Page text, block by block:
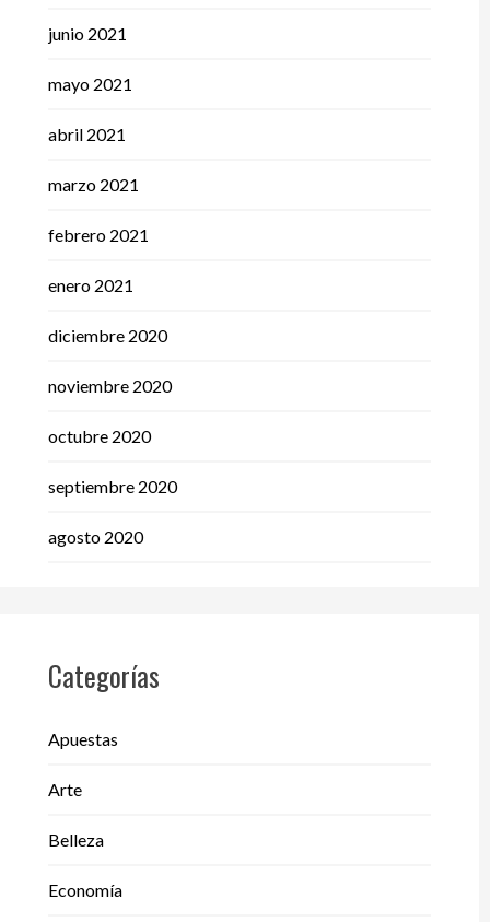
junio 2021
mayo 2021
abril 2021
marzo 2021
febrero 2021
enero 2021
diciembre 2020
noviembre 2020
octubre 2020
septiembre 2020
agosto 2020
Categorías
Apuestas
Arte
Belleza
Economía